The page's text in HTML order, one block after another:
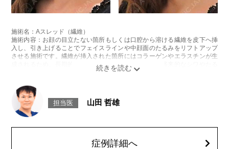
施術名：Aスレッド（繊維）
施術内容：お顔の目立たない箇所もしくは口腔から溶ける繊維を皮下へ挿
入し、引き上げることでフェイスラインや中顔面のたるみをリフトアップ
させる施術です。繊維が挿入された箇所にはコラーゲンやエラスチンが生
成されるため、長期的な美肌効果、肌質の改善効果、将来的なシワやたる
みの予防効果が期待できます。
リスク、副作用：腫れ、内出血、疼痛、頭痛、引き攣れ感などが生じるこ
とがございます。また、稀ではありますが、施術部位の細菌感染症、皮膚
のよれ、繊維の突出などが生じることがございます。化膿止め・痛み止め
を処方しております。服用により、何か異常があれば服用を中止してくだ
費用：1部位 184,800円(税込)
オプション：笑気麻酔 3,300円(税込)
担当医 山田 哲雄
症例詳細へ